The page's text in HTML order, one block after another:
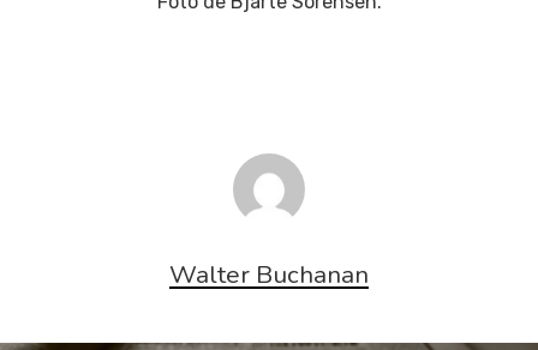
Walter Buchanan